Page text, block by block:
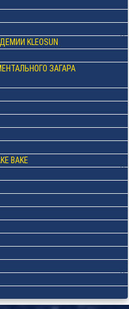
KLEOSUN
ЗАГАРА
BAKE